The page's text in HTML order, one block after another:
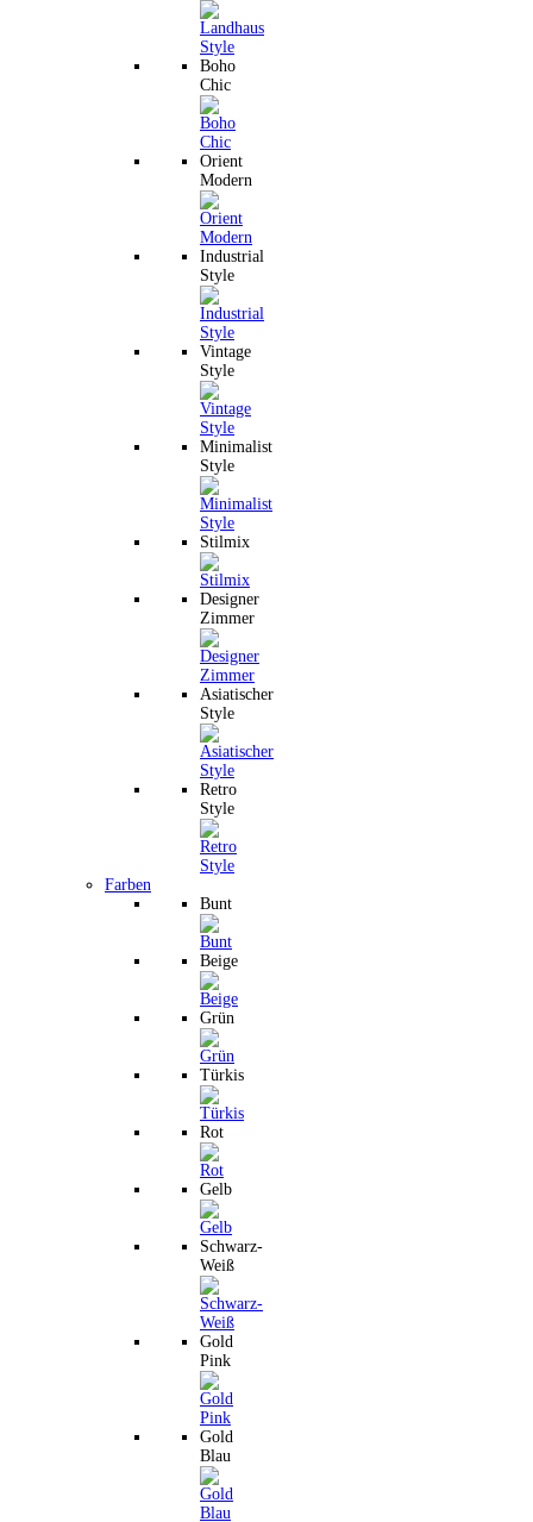
Boho
Chic
Orient
Modern
Industrial
Style
Vintage
Style
Minimalist
Style
Stilmix
Designer
Zimmer
Asiatischer
Style
Retro
Style
Farben
Bunt
Beige
Grün
Türkis
Rot
Gelb
Schwarz-
Weiß
Gold
Pink
Gold
Blau